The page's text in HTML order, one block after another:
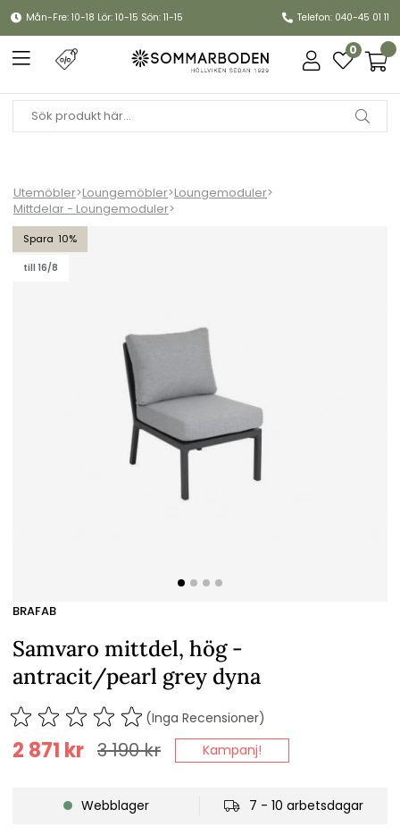
Mån-Fre: 10-18 Lör: 10-15 Sön: 11-15 Telefon: 040-45 01 11
0
Utemöbler>Loungemöbler>Loungemoduler>
Mittdelar - Loungemoduler>
10
till 16/8
Samvaro mittdel, hög - antracit/pearl grey dyna
BRAFAB
Samvaro mittdel, hög -
antracit/pearl grey dyna
(Inga Recensioner)
3 190kr
2 871 kr Kampanj!
Webblager 7 - 10 arbetsdagar